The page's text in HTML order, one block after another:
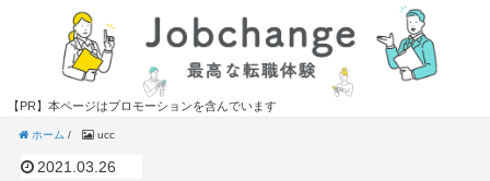
【PR】本ページはプロモーションを含んでいます
ホーム / ucc
2021.03.26